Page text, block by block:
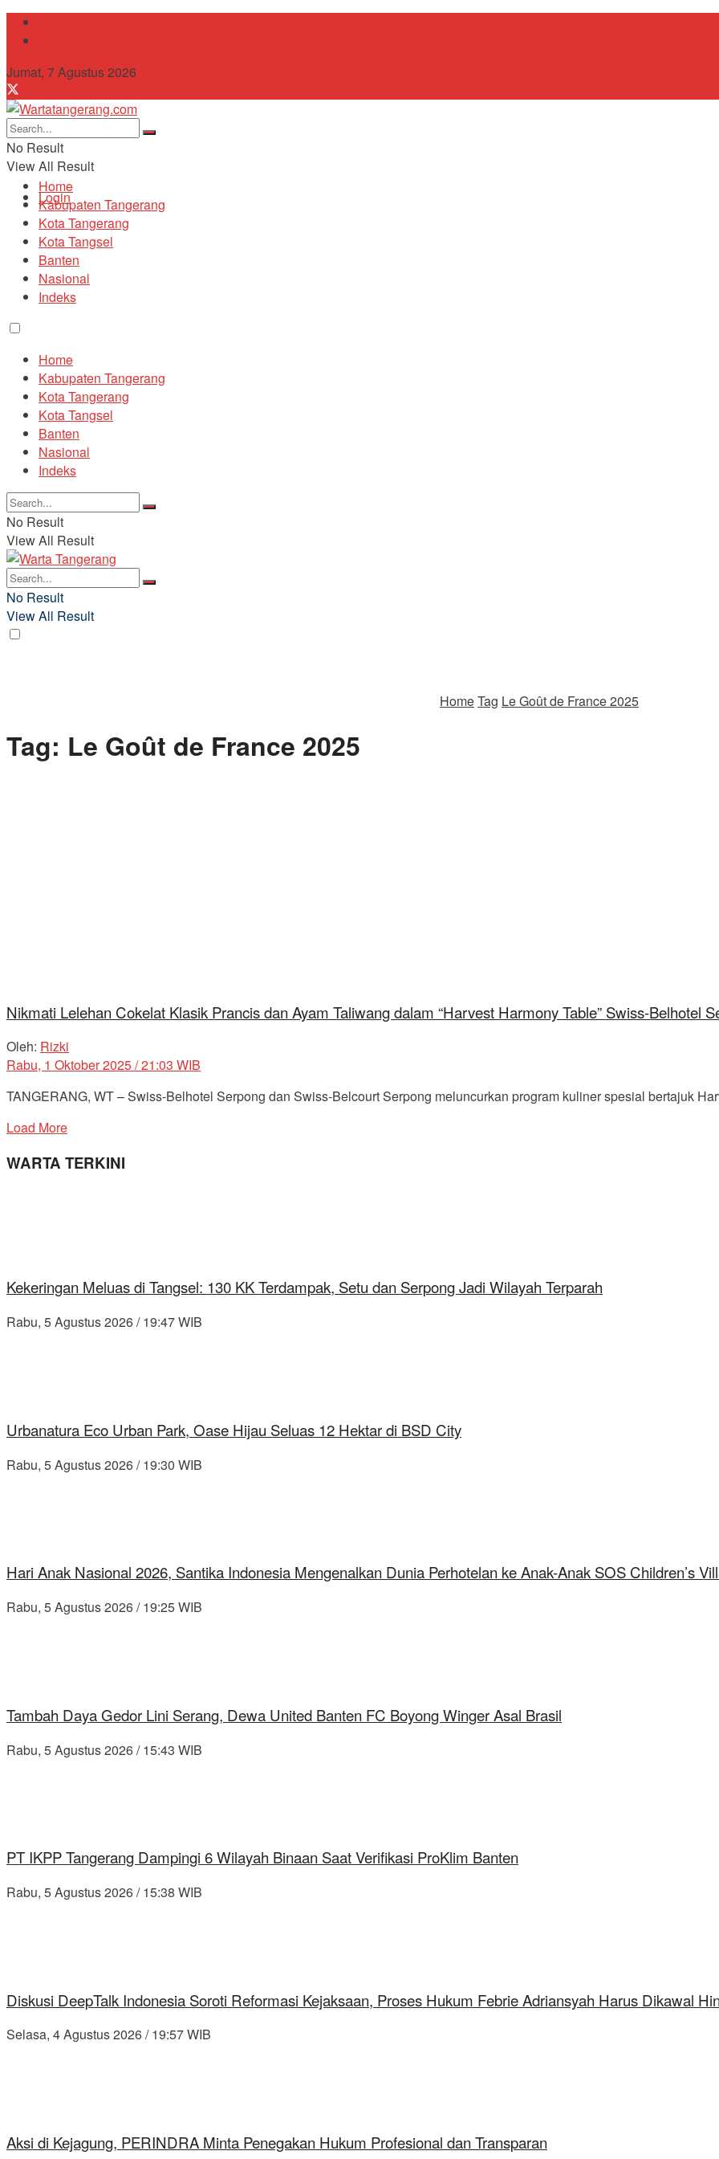
Jumat, 7 Agustus 2026
No Result
View All Result
Login
Home
Kabupaten Tangerang
Kota Tangerang
Kota Tangsel
Banten
Nasional
Indeks
Home
Kabupaten Tangerang
Kota Tangerang
Kota Tangsel
Banten
Nasional
Indeks
No Result
View All Result
No Result
View All Result
HomeTag Le Goût de France 2025
Tag: Le Goût de France 2025
Nikmati Lelehan Cokelat Klasik Prancis dan Ayam Taliwang dalam “Harvest Harmony Table” Swiss-Belhotel
Oleh: Rizki
Rabu, 1 Oktober 2025 / 21:03 WIB
TANGERANG, WT – Swiss-Belhotel Serpong dan Swiss-Belcourt Serpong meluncurkan program kuliner spesial bertajuk
Load More
WARTA TERKINI
Kekeringan Meluas di Tangsel: 130 KK Terdampak, Setu dan Serpong Jadi Wilayah Terparah
Rabu, 5 Agustus 2026 / 19:47 WIB
Urbanatura Eco Urban Park, Oase Hijau Seluas 12 Hektar di BSD City
Rabu, 5 Agustus 2026 / 19:30 WIB
Hari Anak Nasional 2026, Santika Indonesia Mengenalkan Dunia Perhotelan ke Anak-Anak SOS Children’s
Rabu, 5 Agustus 2026 / 19:25 WIB
Tambah Daya Gedor Lini Serang, Dewa United Banten FC Boyong Winger Asal Brasil
Rabu, 5 Agustus 2026 / 15:43 WIB
PT IKPP Tangerang Dampingi 6 Wilayah Binaan Saat Verifikasi ProKlim Banten
Rabu, 5 Agustus 2026 / 15:38 WIB
Diskusi DeepTalk Indonesia Soroti Reformasi Kejaksaan, Proses Hukum Febrie Adriansyah Harus Dikawal
Selasa, 4 Agustus 2026 / 19:57 WIB
Aksi di Kejagung, PERINDRA Minta Penegakan Hukum Profesional dan Transparan